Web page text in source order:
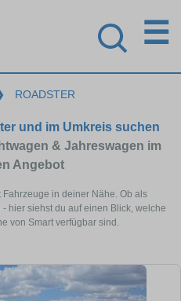
☰
ROADSTER
und im Umkreis suchen
& Jahreswagen im
Angebot
in deiner Nähe. Ob als
hier siehst du auf einen Blick, welche
von Smart verfügbar sind.